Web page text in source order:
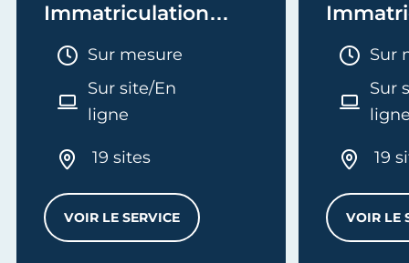
Immatriculation
(EI/Micro-entreprise
ou réel)
Durée :
Sur mesure
Sur site/En
ligne
19 sites
VOIR LE SERVICEMES FORMALITÉS CLÉ EN MAIN -
Sur
Sur
19
VOIR LE